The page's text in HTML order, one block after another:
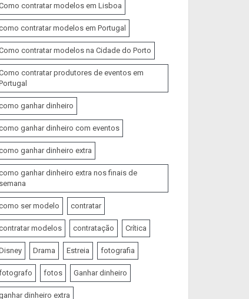
contratar modelos em Lisboa
contratar modelos em Portugal
contratar modelos na Cidade do Porto
contratar produtores de eventos em
ganhar dinheiro
ganhar dinheiro com eventos
ganhar dinheiro extra
ganhar dinheiro extra nos finais de
semana
ser modelo contratar
modelos contratação Crítica
Drama Estreia fotografia
fotos Ganhar dinheiro
dinheiro extra